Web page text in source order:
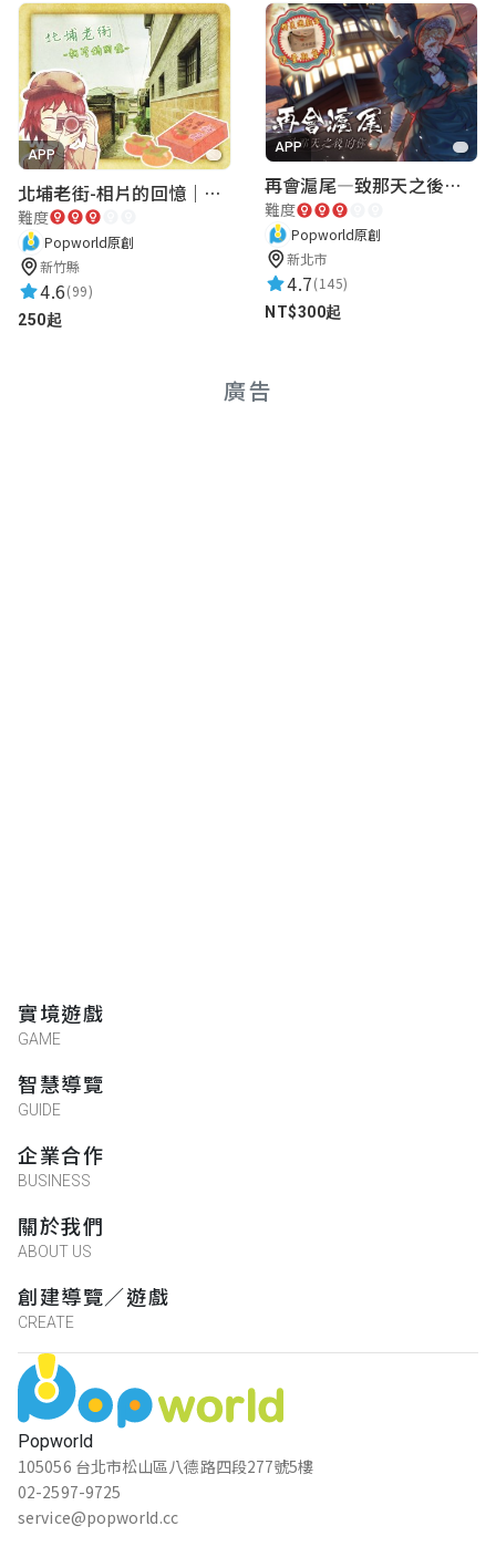
APP
北埔老街-相片的回憶｜新竹老街城市解謎
難度
Popworld原創
新竹縣
4.6(99)
250起
APP
再會滬尾—致那天之後的你｜淡水老街實境遊戲｜實體遊戲盒
難度
Popworld原創
新北市
4.7(145)
NT$300起
廣告
Popworld
105056 台北市松山區八德路四段277號5樓
02-2597-9725
service@popworld.cc
實境遊戲
GAME
智慧導覽
GUIDE
企業合作
BUSINESS
關於我們
ABOUT US
創建導覽／遊戲
CREATE